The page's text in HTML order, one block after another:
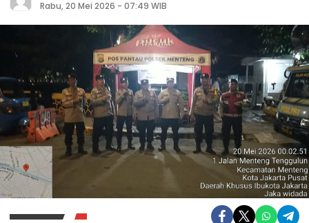
Rabu, 20 Mei 2026 - 07:49 WIB